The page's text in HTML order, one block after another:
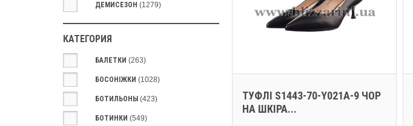
ДЕМИСЕЗОН(1279)
КАТЕГОРИЯ
БАЛЕТКИ(263)
БОСОНІЖКИ(1028)
БОТИЛЬОНЫ(423)
БОТИНКИ(549)
ТУФЛІ S1443-70-Y021A-9 ЧОР
НА ШКІРА...